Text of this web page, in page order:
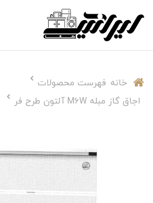
خانه فهرست محصولات
اجاق گاز مبله M6W آلتون طرح فر